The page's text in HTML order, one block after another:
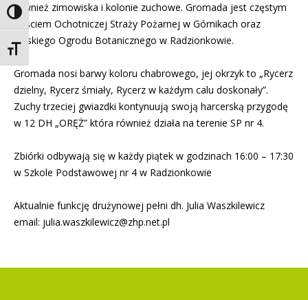
Toggle High Contrast
Toggle Font size
również zimowiska i kolonie zuchowe. Gromada jest częstym
gościem Ochotniczej Straży Pożarnej w Górnikach oraz
Śląskiego Ogrodu Botanicznego w Radzionkowie.
Gromada nosi barwy koloru chabrowego, jej okrzyk to „Rycerz
dzielny, Rycerz śmiały, Rycerz w każdym calu doskonały”.
Zuchy trzeciej gwiazdki kontynuują swoją harcerską przygodę
w 12 DH „ORĘŻ” która również działa na terenie SP nr 4.
Zbiórki odbywają się w każdy piątek w godzinach 16:00 – 17:30
w Szkole Podstawowej nr 4 w Radzionkowie
Aktualnie funkcję drużynowej pełni dh. Julia Waszkilewicz
email: julia.waszkilewicz@zhp.net.pl